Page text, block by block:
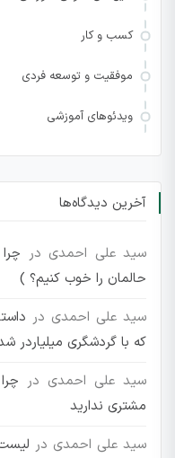
کسب و کار
موفقیت و توسعه فردی
ویدئوهای آموزشی
آخرین دیدگاه‌ها
سید علی احمدی در
حالمان را خوب کنیم؟ )
سید علی احمدی در
که با گردشگری میلیاردر
سید علی احمدی در
مشتری ندارید
سید علی احمدی در